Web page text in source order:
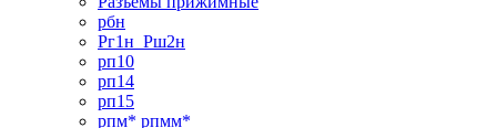
рбн
Рг1н_Рш2н
рп10
рп14
рп15
рпм* рпмм*